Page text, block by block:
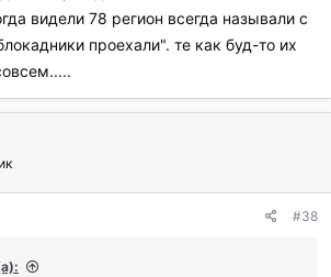
видели 78 регион всегда называли с
проехали". те как буд-то их
#38